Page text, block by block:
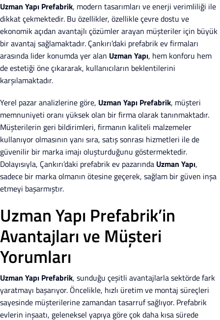
Uzman Yapı Prefabrik, modern tasarımları ve enerji verimliliği ile
dikkat çekmektedir. Bu özellikler, özellikle çevre dostu ve
ekonomik açıdan avantajlı çözümler arayan müşteriler için büyük
bir avantaj sağlamaktadır. Çankırı’daki prefabrik ev firmaları
arasında lider konumda yer alan Uzman Yapı, hem konforu hem
de estetiği öne çıkararak, kullanıcıların beklentilerini
karşılamaktadır.
Yerel pazar analizlerine göre, Uzman Yapı Prefabrik, müşteri
memnuniyeti oranı yüksek olan bir firma olarak tanınmaktadır.
Müşterilerin geri bildirimleri, firmanın kaliteli malzemeler
kullanıyor olmasının yanı sıra, satış sonrası hizmetleri ile de
güvenilir bir marka imajı oluşturduğunu göstermektedir.
Dolayısıyla, Çankırı’daki prefabrik ev pazarında Uzman Yapı,
sadece bir marka olmanın ötesine geçerek, sağlam bir güven inşa
etmeyi başarmıştır.
Uzman Yapı Prefabrik’in
Avantajları ve Müşteri
Yorumları
Uzman Yapı Prefabrik, sunduğu çeşitli avantajlarla sektörde fark
yaratmayı başarıyor. Öncelikle, hızlı üretim ve montaj süreçleri
sayesinde müşterilerine zamandan tasarruf sağlıyor. Prefabrik
evlerin inşaatı, geleneksel yapıya göre çok daha kısa sürede